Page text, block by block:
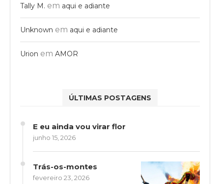
Tally M. em aqui e adiante
Unknown em aqui e adiante
Urion em AMOR
ÚLTIMAS POSTAGENS
E eu ainda vou virar flor
junho 15, 2026
Trás-os-montes
fevereiro 23, 2026